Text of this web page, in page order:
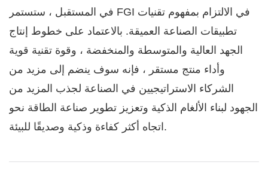
في المستقبل ، ستستمر FGI في الالتزام بمفهوم تقنيات
تطبيقات الصناعة العميقة. بالاعتماد على خطوط إنتاج
الجهد العالية والمتوسطة والمنخفضة ، وقوة تقنية قوية
وأداء منتج مستقر ، فإنه سوف ينضم إلى مزيد من
الشركاء الاستراتيجيين في الصناعة لجذب المزيد من
الجهود لبناء الألغام الذكية وتعزيز تطوير صناعة الطاقة نحو
اتجاه أكثر كفاءة وذكية وصديقًا للبيئة.